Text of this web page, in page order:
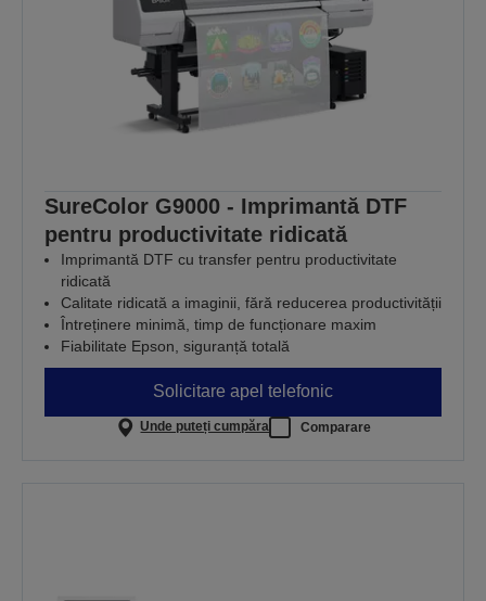
SureColor G9000 - Imprimantă DTF
pentru productivitate ridicată
Imprimantă DTF cu transfer pentru productivitate
ridicată
Calitate ridicată a imaginii, fără reducerea productivității
Întreținere minimă, timp de funcționare maxim
Fiabilitate Epson, siguranță totală
Solicitare apel telefonic
Unde puteți cumpăra Comparare